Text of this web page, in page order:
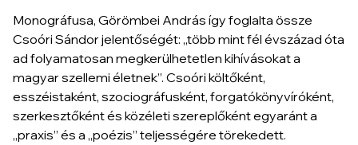
Monográfusa, Görömbei András így foglalta össze
Csoóri Sándor jelentőségét: „több mint fél évszázad óta
ad folyamatosan megkerülhetetlen kihívásokat a
magyar szellemi életnek”. Csoóri költőként,
esszéistaként, szociográfusként, forgatókönyvíróként,
szerkesztőként és közéleti szereplőként egyaránt a
„praxis” és a „poézis” teljességére törekedett.